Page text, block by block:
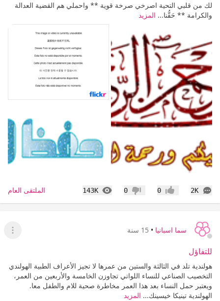
لك من قلبي التحية اصرخي صرخة قوية ** واحملي هم القضية العدالة
والكرامة ** حَقُّنا... المزيد
2K
التعليقات إعجاب0 عدم إعجاب
0
143K
المشاهدات الملتقى العام
سما اسبانيا • 15 سنة
عرض
للتفاؤل
هولندية تلد في الثالثة والستين من عمرها لا تجيز الأعراف الطبية الهولندي
التخصيب الصناعي للنساء اللواتي تجاوزن الخامسة والأربعين من العمر،
ويعتبر حمل النساء بعد هذا العمر مخاطرة صحية للام والطفل معا.
الهولندية تينيكا خيسينك... المزيد